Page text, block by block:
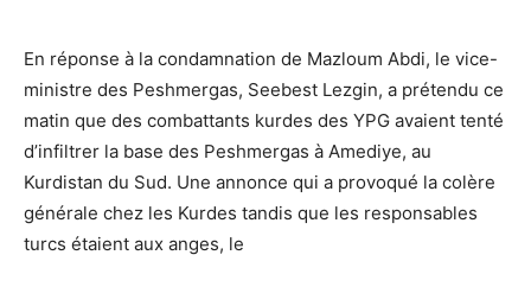
En réponse à la condamnation de Mazloum Abdi, le vice-
ministre des Peshmergas, Seebest Lezgin, a prétendu ce
matin que des combattants kurdes des YPG avaient tenté
d’infiltrer la base des Peshmergas à Amediye, au
Kurdistan du Sud. Une annonce qui a provoqué la colère
générale chez les Kurdes tandis que les responsables
turcs étaient aux anges, le